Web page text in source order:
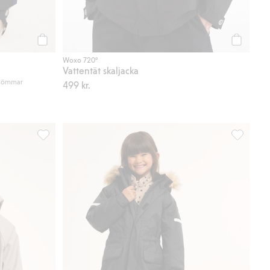
Woxo 720°
Vattentät skaljacka
499 kr.
Regnjacka Kaxs, Lägg till i favoriter